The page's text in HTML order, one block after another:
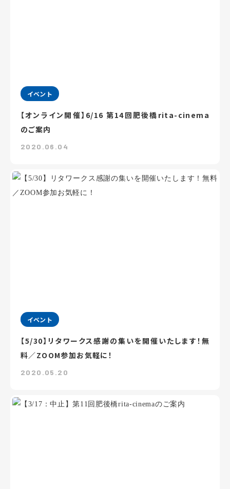
イベント
【オンライン開催】6/16 第14回肥後橋rita-cinema
のご案内
2020.06.04
イベント
【5/30】リタワークス感謝の集いを開催いたします！無
料／ZOOM参加お気軽に！
2020.05.20